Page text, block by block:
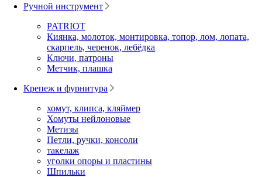
Ручной инструмент
PATRIOT
Киянка, молоток, монтировка, топор, лом, лопата,
скарпель, черенок, лебёдка
Ключи, патроны
Метчик, плашка
Крепеж и фурнитура
хомут, клипса, кляймер
Хомуты нейлоновые
Метизы
Петли, ручки, консоли
такелаж
уголки опоры и пластины
Шпильки